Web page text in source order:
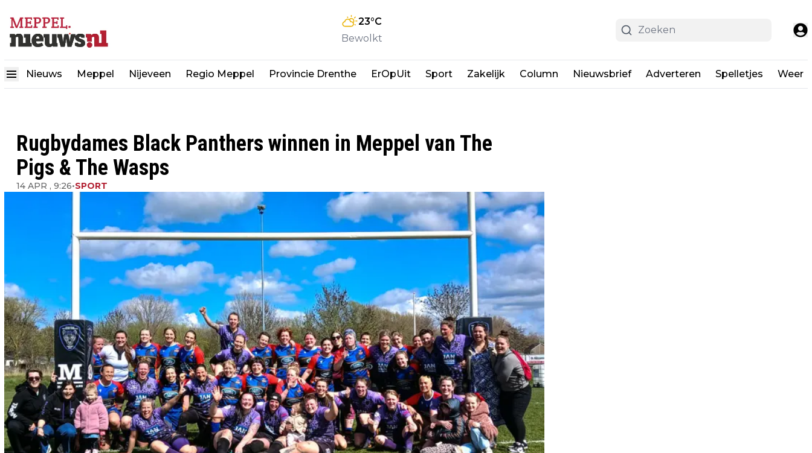
23°C
Bewolkt
Nieuws Meppel Nijeveen Regio Meppel Provincie Drenthe ErOpUit Sport Zakelijk Column Nieuwsbrief Adverteren Spelletjes Weer
Rugbydames Black Panthers winnen in Meppel van The
Pigs & The Wasps
14 APR , 9:26•SPORT